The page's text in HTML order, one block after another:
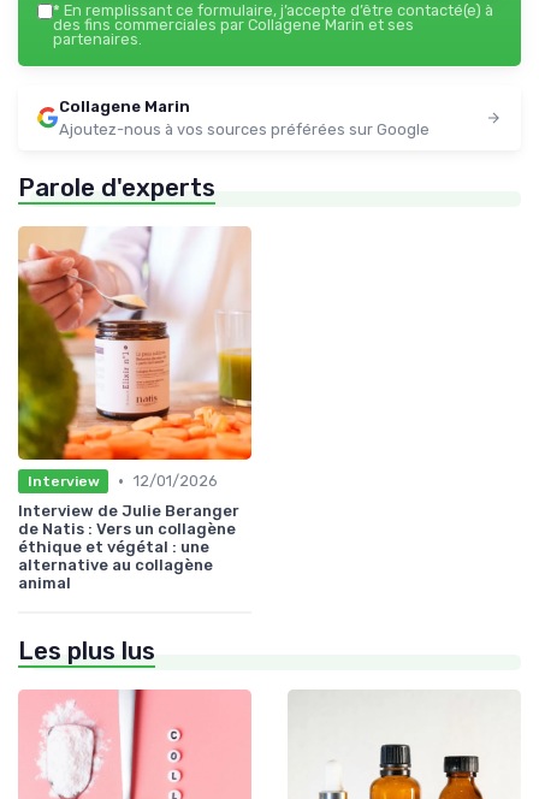
* En remplissant ce formulaire, j’accepte d’être contacté(e) à
des fins commerciales par Collagene Marin et ses
partenaires.
Collagene Marin
Ajoutez-nous à vos sources préférées sur Google
Parole d'experts
Interview • 12/01/2026
Interview de Julie Beranger
de Natis : Vers un collagène
éthique et végétal : une
alternative au collagène
animal
Les plus lus